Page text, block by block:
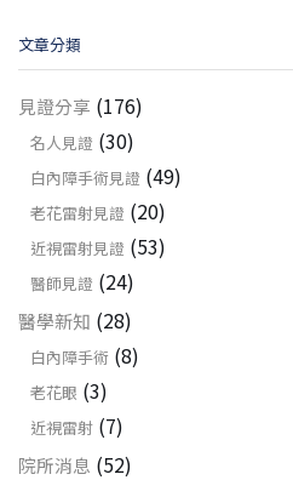
文章分類
見證分享 (176)
名人見證 (30)
白內障手術見證 (49)
老花雷射見證 (20)
近視雷射見證 (53)
醫師見證 (24)
醫學新知 (28)
白內障手術 (8)
老花眼 (3)
近視雷射 (7)
院所消息 (52)